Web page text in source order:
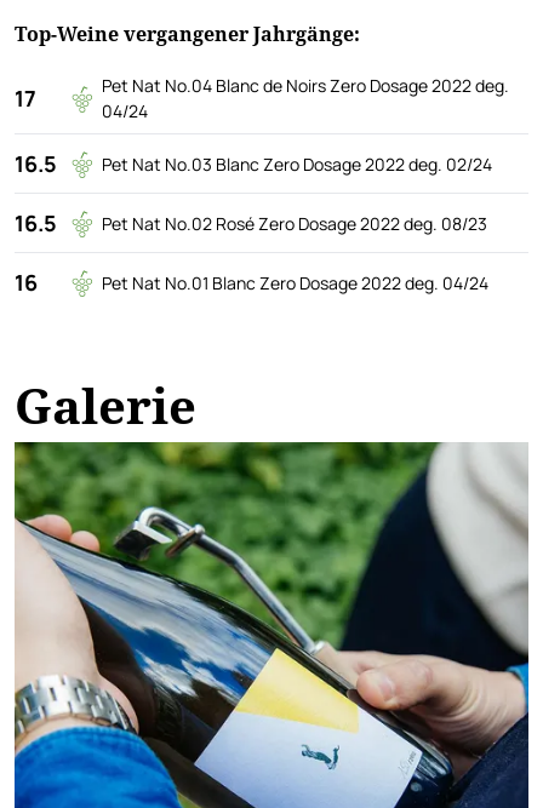
Top-Weine vergangener Jahrgänge:
17
Pet Nat No.04 Blanc de Noirs Zero Dosage 2022 deg.
04/24
16.5 Pet Nat No.03 Blanc Zero Dosage 2022 deg. 02/24
16.5 Pet Nat No.02 Rosé Zero Dosage 2022 deg. 08/23
16 Pet Nat No.01 Blanc Zero Dosage 2022 deg. 04/24
Galerie